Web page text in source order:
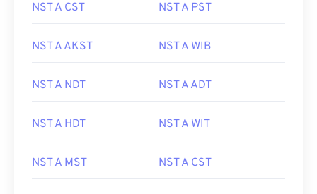
NST A CST NST A PST
NST A AKST NST A WIB
NST A NDT NST A ADT
NST A HDT NST A WIT
NST A MST NST A CST